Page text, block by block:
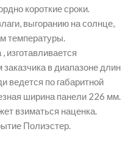
короткие сроки.
выгоранию на солнце,
температуры.
изготавливается
в диапазоне длин
ведется по габаритной
ширина панели 226 мм.
взиматься наценка.
Полиэстер.